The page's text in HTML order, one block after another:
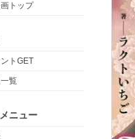
トップ
トGET
覧
ニュー